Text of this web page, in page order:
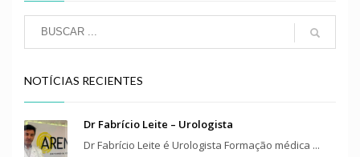
NOTÍCIAS RECIENTES
Dr Fabrício Leite – Urologista
Dr Fabrício Leite é Urologista Formação médica ...